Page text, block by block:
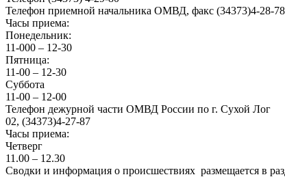
Телефон приемной начальника ОМВД, факс (34373)4-28-78
Часы приема:
Понедельник:
11-000 – 12-30
Пятница:
11-00 – 12-30
Суббота
11-00 – 12-00
Телефон дежурной части ОМВД России по г. Сухой Лог
02, (34373)4-27-87
Часы приема:
Четверг
11.00 – 12.30
Сводки и информация о происшествиях размещается в